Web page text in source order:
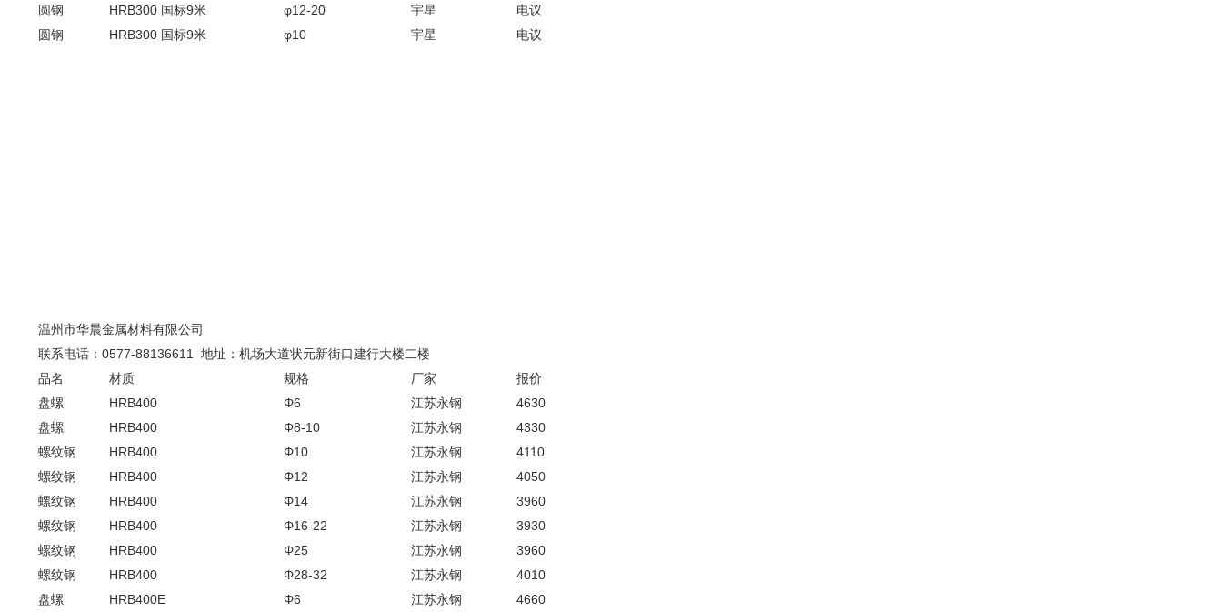
圆钢
HRB300 国标9米 φ12-20 宇星
电议
圆钢
HRB300 国标9米 φ10 宇星 电议
温州市华晨金属材料有限公司
联系电话： 0577-88136611 地址：机场大道状元新街口建行大楼二楼
品名
材质 规格 厂家
报价
盘螺
HRB400 Φ6 江苏永钢
4630
盘螺
HRB400 Φ8-10 江苏永钢
4330
螺纹钢
HRB400 Φ10 江苏永钢
4110
螺纹钢
HRB400 Φ12 江苏永钢
4050
螺纹钢
HRB400 Φ14 江苏永钢
3960
螺纹钢
HRB400 Φ16-22 江苏永钢
3930
螺纹钢
HRB400 Φ25 江苏永钢
3960
螺纹钢
HRB400 Φ28-32 江苏永钢
4010
盘螺
HRB400E Φ6 江苏永钢 4660